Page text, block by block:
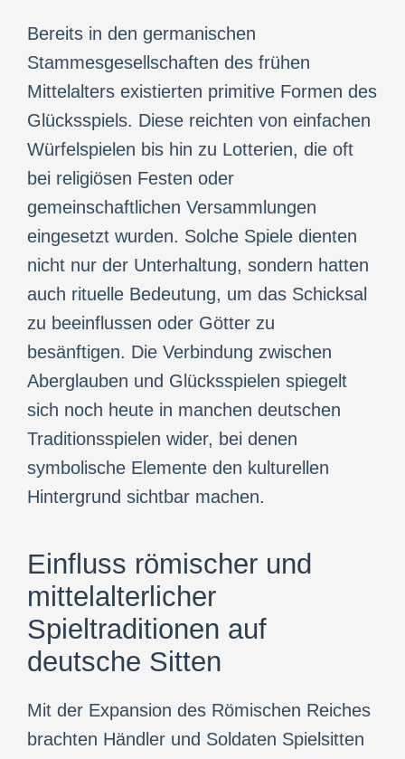
Bereits in den germanischen
Stammesgesellschaften des frühen
Mittelalters existierten primitive Formen des
Glücksspiels. Diese reichten von einfachen
Würfelspielen bis hin zu Lotterien, die oft
bei religiösen Festen oder
gemeinschaftlichen Versammlungen
eingesetzt wurden. Solche Spiele dienten
nicht nur der Unterhaltung, sondern hatten
auch rituelle Bedeutung, um das Schicksal
zu beeinflussen oder Götter zu
besänftigen. Die Verbindung zwischen
Aberglauben und Glücksspielen spiegelt
sich noch heute in manchen deutschen
Traditionsspielen wider, bei denen
symbolische Elemente den kulturellen
Hintergrund sichtbar machen.
Einfluss römischer und
mittelalterlicher
Spieltraditionen auf
deutsche Sitten
Mit der Expansion des Römischen Reiches
brachten Händler und Soldaten Spielsitten